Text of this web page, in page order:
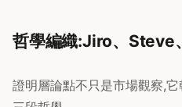
哲學編織:Jiro、Steve
證明層論點不只是市場觀察,